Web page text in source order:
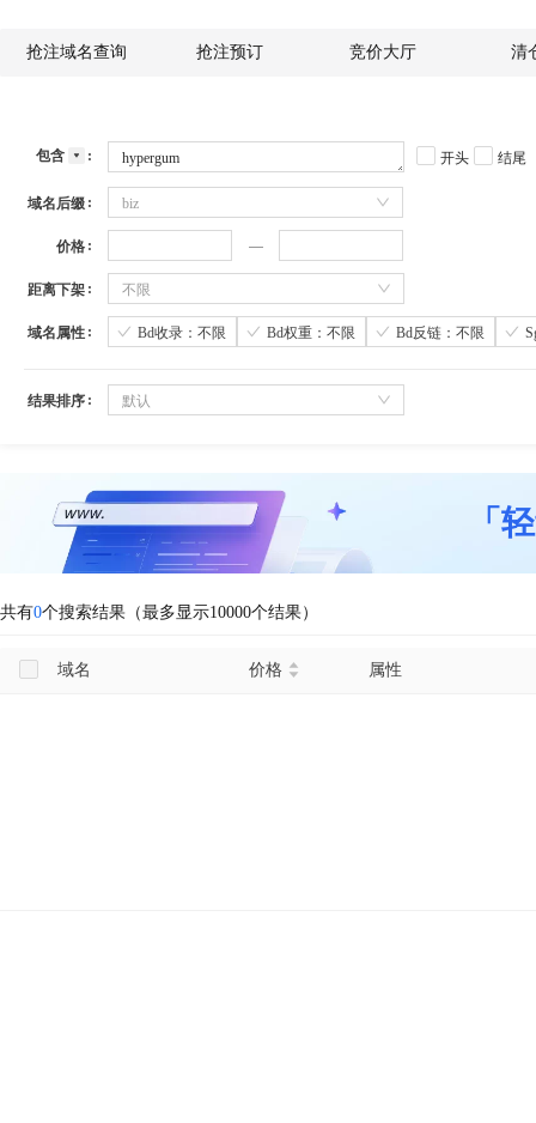
抢注域名查询 抢注预订 竞价大厅 清
包含 开头 结尾
域名后缀 biz
价格
距离下架 不限
域名属性 Bd收录：不限 Bd权重：不限 Bd反链：不限
结果排序 默认
「
共有0个搜索结果（最多显示10000个结果）
域名 价格 属性